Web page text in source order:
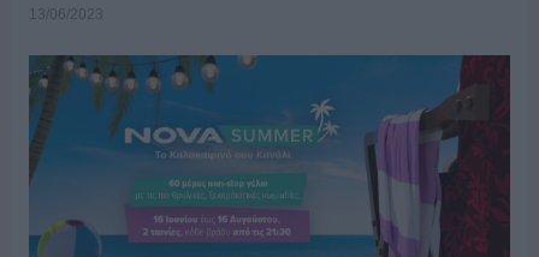
13/06/2023